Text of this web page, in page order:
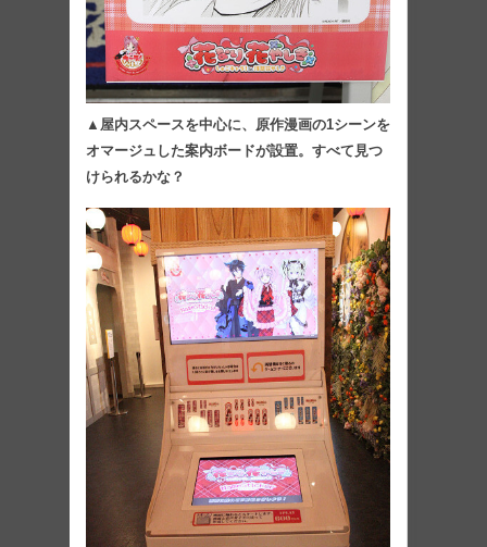
▲屋内スペースを中心に、原作漫画の1シーンを
オマージュした案内ボードが設置。すべて見つ
けられるかな？